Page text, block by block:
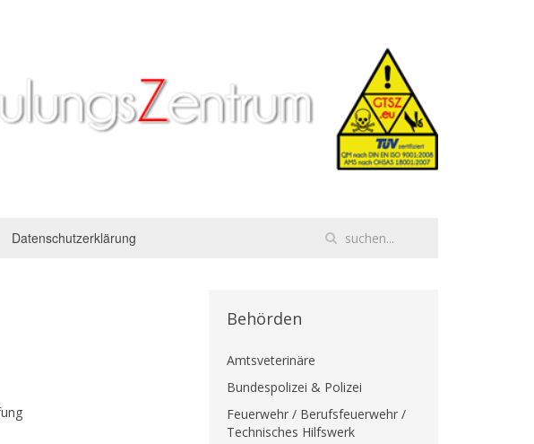
Datenschutzerklärung
Behörden
Amtsveterinäre
Bundespolizei & Polizei
Feuerwehr / Berufsfeuerwehr /
Technisches Hilfswerk